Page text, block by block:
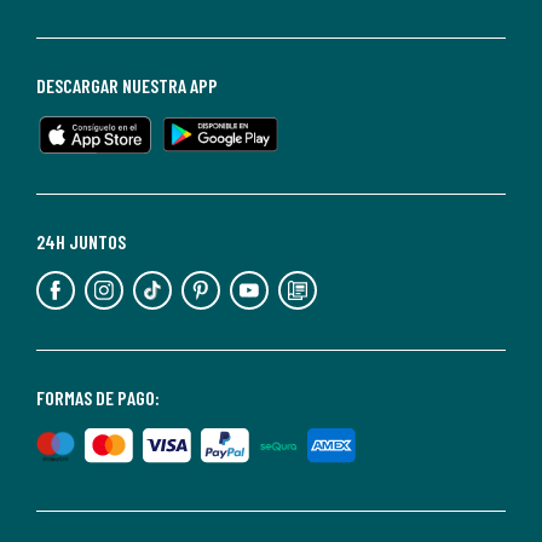
de
en
cualquier
Para
información,
puedes
nuestra
de
privacidad</2>.
FORMAS DE PAGO:
24H JUNTOS
DESCARGAR NUESTRA APP